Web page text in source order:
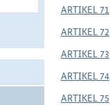
ARTIKEL 71
ARTIKEL 72
ARTIKEL 73
ARTIKEL 74
ARTIKEL 75